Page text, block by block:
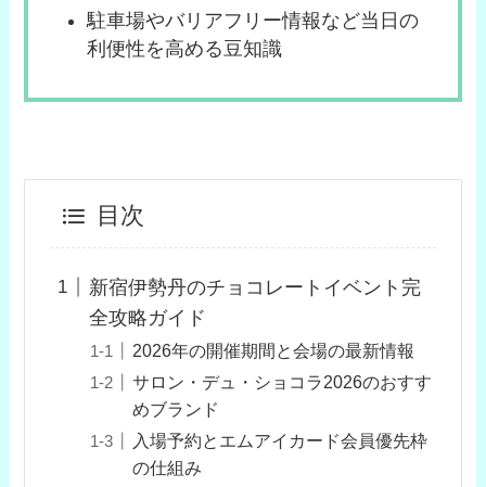
駐車場やバリアフリー情報など当日の
利便性を高める豆知識
目次
新宿伊勢丹のチョコレートイベント完
全攻略ガイド
2026年の開催期間と会場の最新情報
サロン・デュ・ショコラ2026のおすす
めブランド
入場予約とエムアイカード会員優先枠
の仕組み